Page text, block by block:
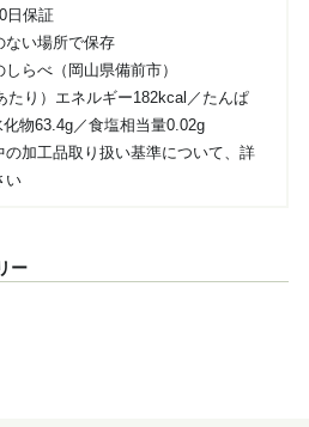
日保証
ない場所で保存
らべ（岡山県備前市）
り）エネルギー182kcal／たんぱ
物63.4g／食塩相当量0.02g
加工品取り扱い基準について、詳
い
ー